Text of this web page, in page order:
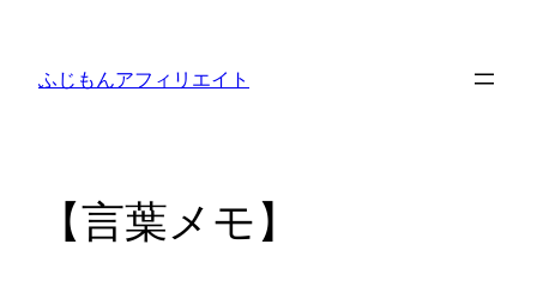
ふじもんアフィリエイト
【言葉メモ】